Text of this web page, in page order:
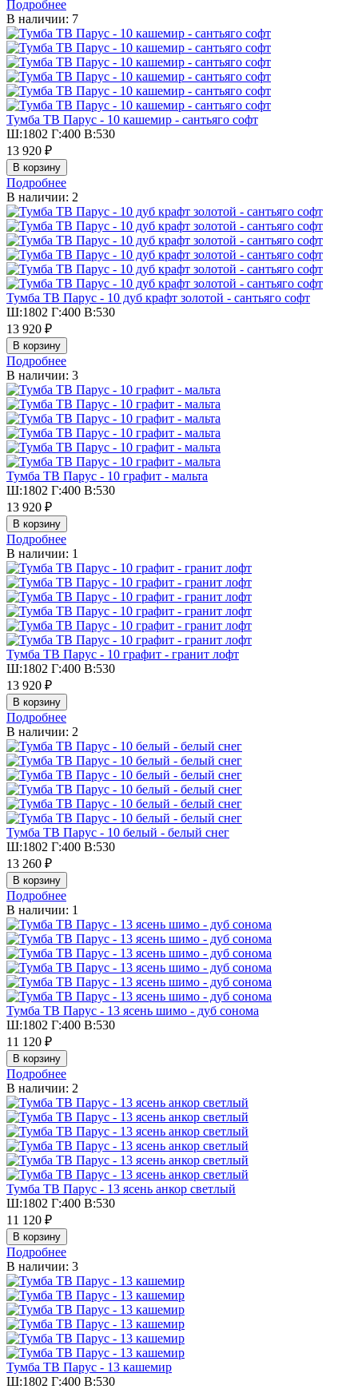
Подробнее
В наличии: 7
Тумба ТВ Парус - 10 кашемир - сантьяго софт
Ш:1802 Г:400 В:530
13 920 ₽
Подробнее
В наличии: 2
Тумба ТВ Парус - 10 дуб крафт золотой - сантьяго софт
Ш:1802 Г:400 В:530
13 920 ₽
Подробнее
В наличии: 3
Тумба ТВ Парус - 10 графит - мальта
Ш:1802 Г:400 В:530
13 920 ₽
Подробнее
В наличии: 1
Тумба ТВ Парус - 10 графит - гранит лофт
Ш:1802 Г:400 В:530
13 920 ₽
Подробнее
В наличии: 2
Тумба ТВ Парус - 10 белый - белый снег
Ш:1802 Г:400 В:530
13 260 ₽
Подробнее
В наличии: 1
Тумба ТВ Парус - 13 ясень шимо - дуб сонома
Ш:1802 Г:400 В:530
11 120 ₽
Подробнее
В наличии: 2
Тумба ТВ Парус - 13 ясень анкор светлый
Ш:1802 Г:400 В:530
11 120 ₽
Подробнее
В наличии: 3
Тумба ТВ Парус - 13 кашемир
Ш:1802 Г:400 В:530